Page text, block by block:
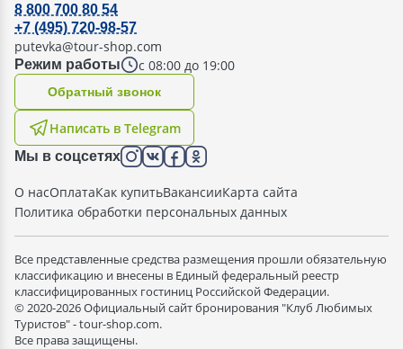
Режим работы с 08:00 до 19:00
8 800 700 80 54
+7 (495) 720-98-57
putevka@tour-shop.com
Написать в Telegram
Oбратный звонок
Мы в соцсетях
О насОплатаКак купитьВакансииКарта сайта
Политика обработки персональных данных
Все представленные средства размещения прошли обязательную
классификацию и внесены в Единый федеральный реестр
классифицированных гостиниц Российской Федерации.
© 2020-2026 Официальный сайт бронирования "Клуб Любимых
Туристов" - tour-shop.com.
Все права защищены.